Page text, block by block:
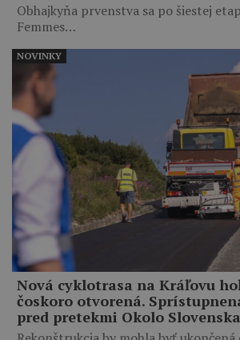
Obhajkyňa prvenstva sa po šiestej
Femmes…
Nová cyklotrasa na Kráľovu
čoskoro otvorená.
pred pretekmi Okolo Slovenska
NOVINKY